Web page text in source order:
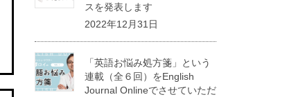
スを発表します
2022年12月31日
「英語お悩み処方箋」という
連載（全６回）をEnglish
Journal Onlineでさせていただ